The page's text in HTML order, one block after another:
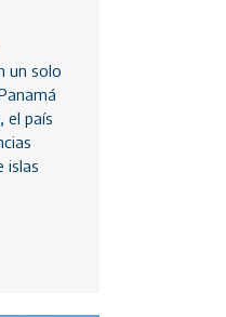
un solo
el país
islas